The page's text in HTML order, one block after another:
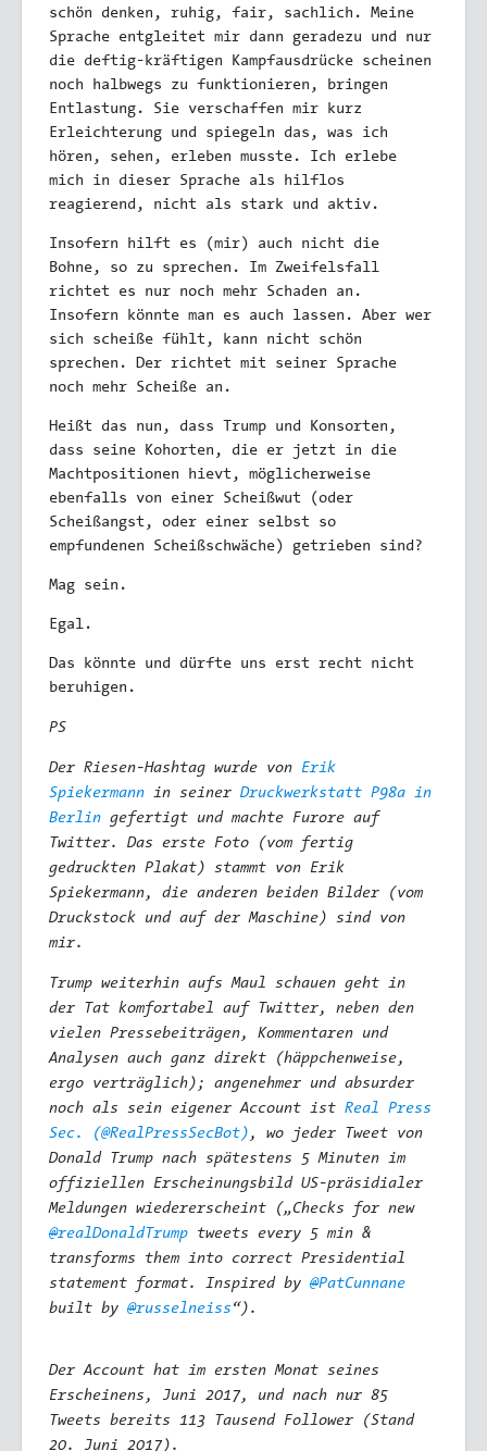
schön denken, ruhig, fair, sachlich. Meine
Sprache entgleitet mir dann geradezu und nur
die deftig-kräftigen Kampfausdrücke scheinen
noch halbwegs zu funktionieren, bringen
Entlastung. Sie verschaffen mir kurz
Erleichterung und spiegeln das, was ich
hören, sehen, erleben musste. Ich erlebe
mich in dieser Sprache als hilflos
reagierend, nicht als stark und aktiv.
Insofern hilft es (mir) auch nicht die
Bohne, so zu sprechen. Im Zweifelsfall
richtet es nur noch mehr Schaden an.
Insofern könnte man es auch lassen. Aber wer
sich scheiße fühlt, kann nicht schön
sprechen. Der richtet mit seiner Sprache
noch mehr Scheiße an.
Heißt das nun, dass Trump und Konsorten,
dass seine Kohorten, die er jetzt in die
Machtpositionen hievt, möglicherweise
ebenfalls von einer Scheißwut (oder
Scheißangst, oder einer selbst so
empfundenen Scheißschwäche) getrieben sind?
Mag sein.
Egal.
Das könnte und dürfte uns erst recht nicht
beruhigen.
PS
Der Riesen-Hashtag wurde von Erik
Spiekermann in seiner Druckwerkstatt P98a in
Berlin gefertigt und machte Furore auf
Twitter. Das erste Foto (vom fertig
gedruckten Plakat) stammt von Erik
Spiekermann, die anderen beiden Bilder (vom
Druckstock und auf der Maschine) sind von
mir.
Trump weiterhin aufs Maul schauen geht in
der Tat komfortabel auf Twitter, neben den
vielen Pressebeiträgen, Kommentaren und
Analysen auch ganz direkt (häppchenweise,
ergo verträglich); angenehmer und absurder
noch als sein eigener Account ist Real Press
Sec.
(@RealPressSecBot), wo jeder Tweet von
Donald Trump nach spätestens 5 Minuten im
offiziellen Erscheinungsbild US-präsidialer
Meldungen wiedererscheint („Checks for new
@realDonaldTrump tweets every 5 min &
transforms them into correct Presidential
statement format. Inspired by @PatCunnane
built by @russelneiss“).
Der Account hat im ersten Monat seines
Erscheinens, Juni 2017, und nach nur 85
Tweets bereits 113 Tausend Follower (Stand
20. Juni 2017).